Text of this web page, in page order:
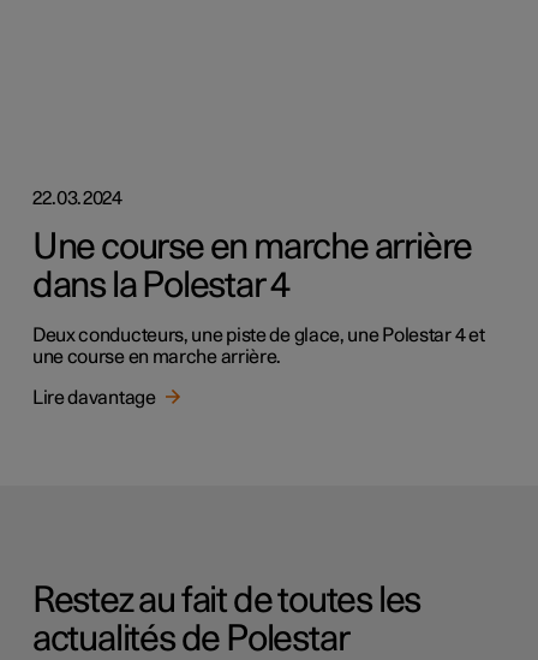
22.03.2024
Une course en marche arrière
dans la Polestar 4
Deux conducteurs, une piste de glace, une Polestar 4 et
une course en marche arrière.
Lire davantage
Restez au fait de toutes les
actualités de Polestar